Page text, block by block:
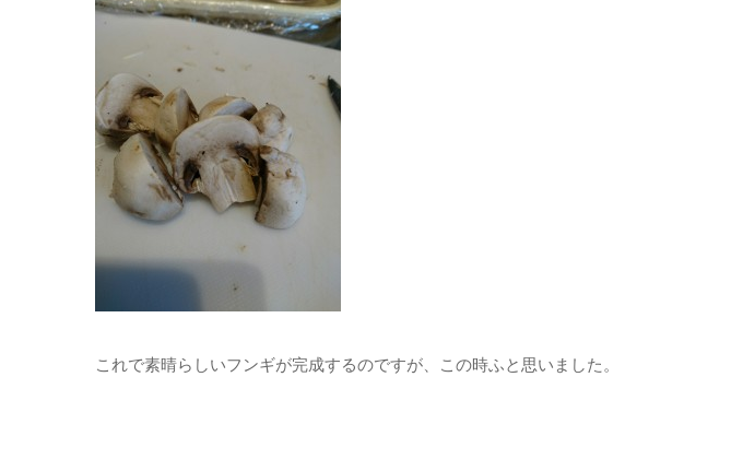
これで素晴らしいフンギが完成するのですが、この時ふと思いました。